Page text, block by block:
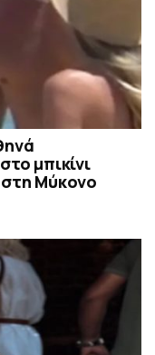
μπικίνι
Μύκονο